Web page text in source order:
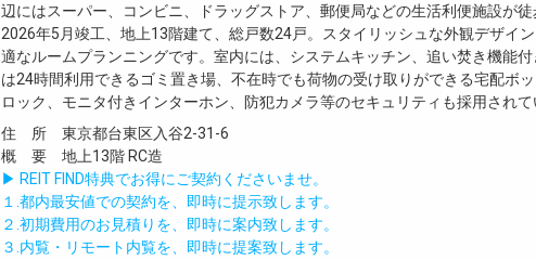
辺にはスーパー、コンビニ、ドラッグストア、郵便局などの生活利便施設が
2026年5月竣工、地上13階建て、総戸数24戸。スタイリッシュな外観デザイ
適なルームプランニングです。室内には、システムキッチン、追い焚き機能
は24時間利用できるゴミ置き場、不在時でも荷物の受け取りができる宅配ボ
ロック、モニタ付きインターホン、防犯カメラ等のセキュリティも採用されて
住 所 東京都台東区入谷2-31-6
概 要 地上13階 RC造
▶ REIT FIND特典でお得にご契約くださいませ。
１.都内最安値での契約を、即時に提示致します。
２.初期費用のお見積りを、即時に案内致します。
３.内覧・リモート内覧を、即時に提案致します。